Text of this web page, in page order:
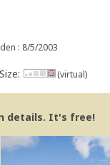
: 8/5/2003
Size: (virtual)
details. It's free!